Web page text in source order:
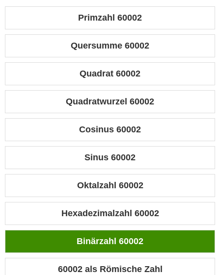
Primzahl 60002
Quersumme 60002
Quadrat 60002
Quadratwurzel 60002
Cosinus 60002
Sinus 60002
Oktalzahl 60002
Hexadezimalzahl 60002
Binärzahl 60002
60002 als Römische Zahl